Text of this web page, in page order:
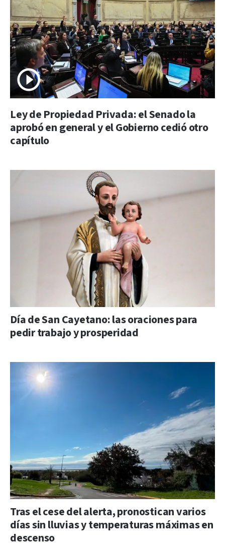
Ley de Propiedad Privada: el Senado la
aprobó en general y el Gobierno cedió otro
capítulo
Día de San Cayetano: las oraciones para
pedir trabajo y prosperidad
Tras el cese del alerta, pronostican varios
días sin lluvias y temperaturas máximas en
descenso